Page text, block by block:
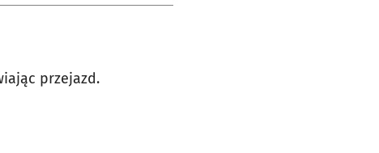
przejazd.